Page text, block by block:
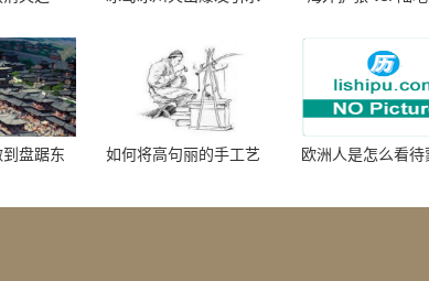
盘踞东
如何将高句丽的手工艺
欧洲人是怎么看待